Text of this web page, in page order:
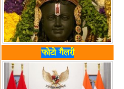
फोटो गैलरी